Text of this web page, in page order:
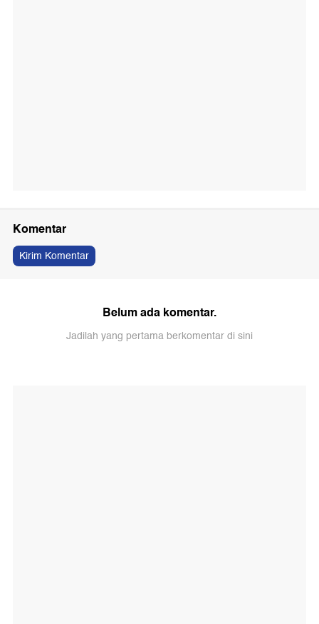
Komentar
Kirim Komentar
Belum ada komentar.
Jadilah yang pertama berkomentar di sini